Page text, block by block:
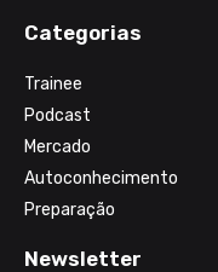
Categorias
Trainee
Podcast
Mercado
Autoconhecimento
Preparação
Newsletter